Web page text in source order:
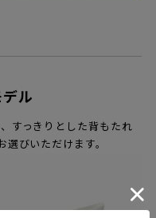
ル
すっきりとした背もたれ
びいただけます。